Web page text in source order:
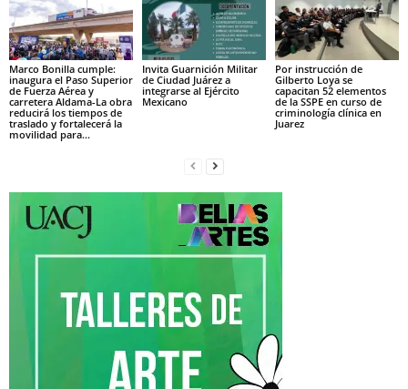
Marco Bonilla cumple:
inaugura el Paso Superior
de Fuerza Aérea y
carretera Aldama-La obra
reducirá los tiempos de
traslado y fortalecerá la
movilidad para...
Invita Guarnición Militar
de Ciudad Juárez a
integrarse al Ejército
Mexicano
Por instrucción de
Gilberto Loya se
capacitan 52 elementos
de la SSPE en curso de
criminología clínica en
Juarez